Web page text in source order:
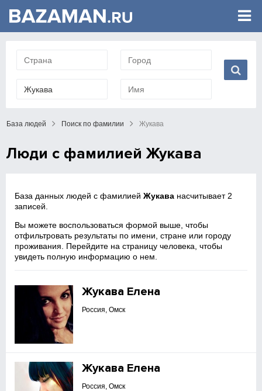
База людей Поиск по фамилии Жукава
Люди с фамилией Жукава
База данных людей с фамилиейЖукава насчитывает 2
записей.
Вы можете воспользоваться формой выше, чтобы
отфильтровать результаты по имени, стране или городу
проживания. Перейдите на страницу человека, чтобы
увидеть полную информацию о нем.
Жукава Елена
Россия, Омск
Жукава Елена
Россия, Омск